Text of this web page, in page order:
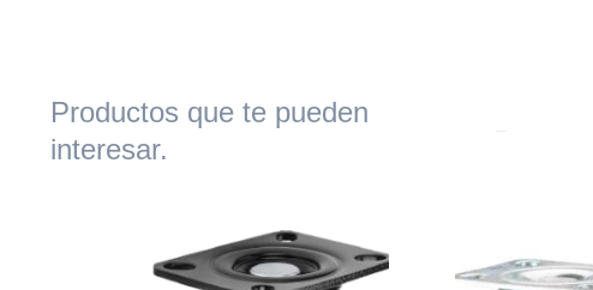
Productos que te pueden
interesar.